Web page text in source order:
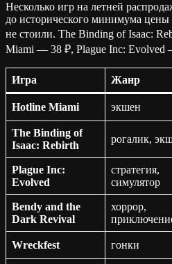
Несколько игр на летней
до исторического минимума
не стоили. The Binding of Isaac:
Miami — 38 ₽, Plague Inc: Evolved
Игра Жанр
Hotline Miami экшен
The Binding of
Isaac: Rebirth
рогалик,
Plague Inc:
Evolved
стратегия,
симулятор
Bendy and the
Dark Revival
хоррор,
Wreckfest гонки